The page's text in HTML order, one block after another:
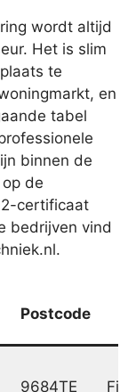
wordt altijd
Het is slim
te
en
tabel
binnen de
de
certificaat
bedrijven vind
Postcode
9684TE